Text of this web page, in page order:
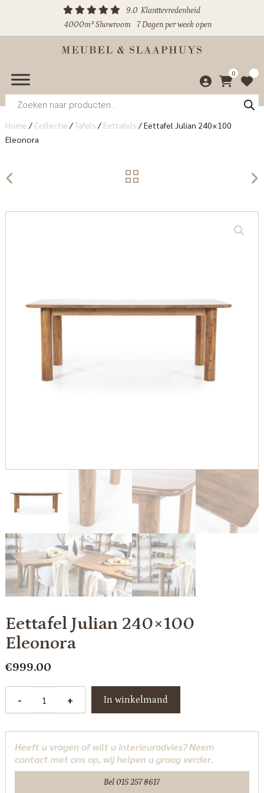
9.0 Klanttevredenheid
4000m² Showroom
7 Dagen per week open
0
Producten
zoeken
Home / Collectie /Tafels / Eettafels /Eettafel Julian 240×100
Eleonora
Eettafel Julian 240×100
Eleonora
€999.00
-
Eleonora
aantal
+ In winkelmand
Heeft u vragen of wilt u interieuradvies? Neem
contact met ons op, wij helpen u graag verder.
Bel 015 257 8617